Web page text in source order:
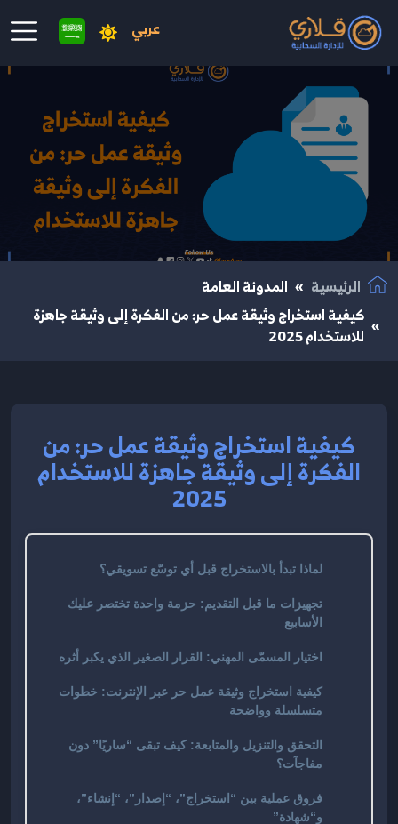
عربي
انتقال إلى المحتوى الرئيسي
الرئيسية
المدونة العامة
كيفية استخراج وثيقة عمل حر: من الفكرة إلى وثيقة جاهزة
للاستخدام 2025
كيفية استخراج وثيقة عمل حر: من
الفكرة إلى وثيقة جاهزة للاستخدام
2025
لماذا تبدأ بالاستخراج قبل أي توسّع تسويقي؟
تجهيزات ما قبل التقديم: حزمة واحدة تختصر عليك
الأسابيع
اختيار المسمّى المهني: القرار الصغير الذي يكبر أثره
كيفية استخراج وثيقة عمل حر عبر الإنترنت: خطوات
متسلسلة وواضحة
التحقق والتنزيل والمتابعة: كيف تبقى “ساريًا” دون
مفاجآت؟
فروق عملية بين “استخراج”، “إصدار”، “إنشاء”،
و“شهادة”